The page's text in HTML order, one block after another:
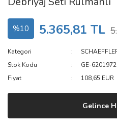
%10 5.365,81 TL
Kategori
Stok Kodu
GE-
Fiyat
108,65 EUR
Gelince